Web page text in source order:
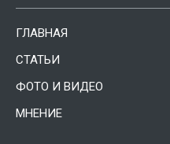
ГЛАВНАЯ
СТАТЬИ
ФОТО И ВИДЕО
МНЕНИЕ